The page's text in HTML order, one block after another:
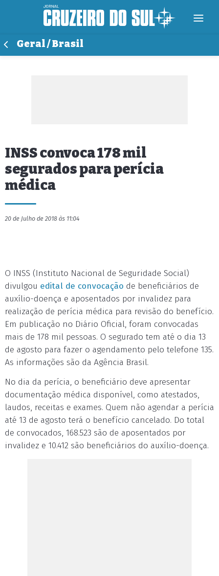
Geral / Brasil
INSS convoca 178 mil
segurados para perícia
médica
20 de Julho de 2018 às 11:04
O INSS (Instituto Nacional de Seguridade Social)
divulgou edital de convocação de beneficiários de
auxílio-doença e aposentados por invalidez para
realização de perícia médica para revisão do benefício.
Em publicação no Diário Oficial, foram convocadas
mais de 178 mil pessoas. O segurado tem até o dia 13
de agosto para fazer o agendamento pelo telefone 135.
As informações são da Agência Brasil.
No dia da perícia, o beneficiário deve apresentar
documentação médica disponível, como atestados,
laudos, receitas e exames. Quem não agendar a perícia
até 13 de agosto terá o benefício cancelado. Do total
de convocados, 168.523 são de aposentados por
invalidez e 10.412 são beneficiários do auxílio-doença.